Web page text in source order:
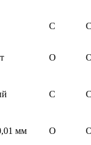
С
О
С
мм О